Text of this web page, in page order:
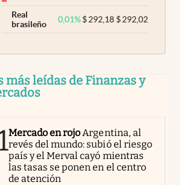
Real
brasileño
0,01% $292,18 $292,02
más leídas de Finanzas y
Mercado en rojoArgentina, al
revés del mundo: subió el riesgo
país y el Merval cayó mientras
las tasas se ponen en el centro
de atención